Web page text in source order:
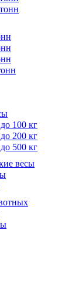
100 кг
200 кг
500 кг
весы